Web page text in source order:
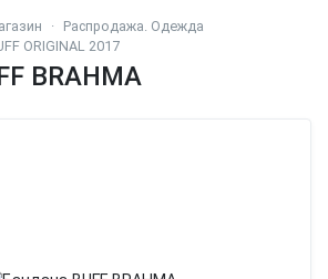
Распродажа. Одежда
ORIGINAL 2017
BRAHMA